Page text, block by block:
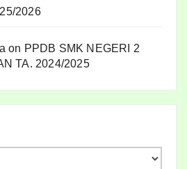
2026
on PPDB SMK NEGERI 2
TA. 2024/2025